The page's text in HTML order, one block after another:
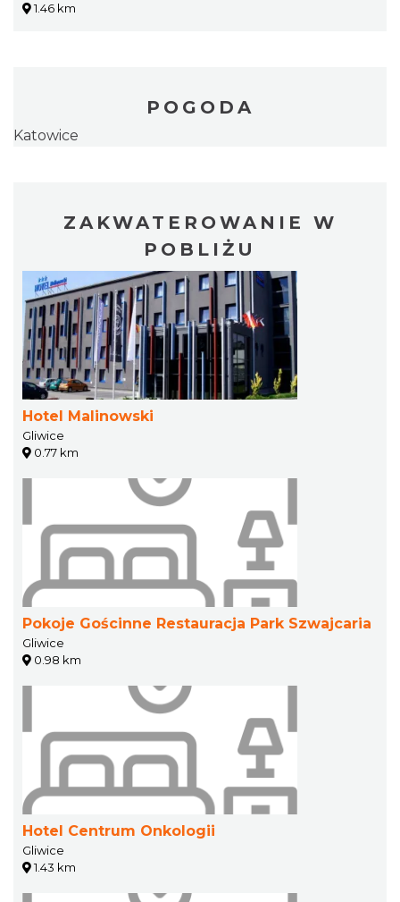
1.46 km
POGODA
Katowice
ZAKWATEROWANIE W
POBLIŻU
Hotel Malinowski
Gliwice
0.77 km
Pokoje Gościnne Restauracja Park Szwajcaria
Gliwice
0.98 km
Hotel Centrum Onkologii
Gliwice
1.43 km